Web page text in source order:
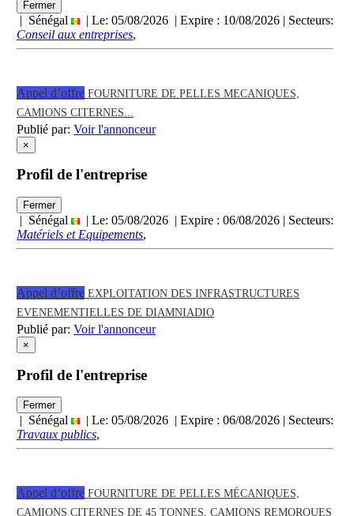
Fermer
| Sénégal | Le: 05/08/2026 | Expire : 10/08/2026 | Secteurs:
Conseil aux entreprises,
Appel d’offre FOURNITURE DE PELLES MECANIQUES,
CAMIONS CITERNES...
Publié par: Voir l'annonceur
×
Profil de l'entreprise
Fermer
| Sénégal | Le: 05/08/2026 | Expire : 06/08/2026 | Secteurs:
Matériels et Equipements,
Appel d’offre EXPLOITATION DES INFRASTRUCTURES
EVENEMENTIELLES DE DIAMNIADIO
Publié par: Voir l'annonceur
×
Profil de l'entreprise
Fermer
| Sénégal | Le: 05/08/2026 | Expire : 06/08/2026 | Secteurs:
Travaux publics,
Appel d’offre FOURNITURE DE PELLES MÉCANIQUES,
CAMIONS CITERNES DE 45 TONNES, CAMIONS REMORQUES